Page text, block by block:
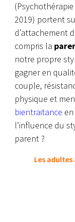
2019) portent
d’attachement
compris la
notre propre
gagner en
couple,
physique et
bientraitance
l’influence du
parent ?
Les